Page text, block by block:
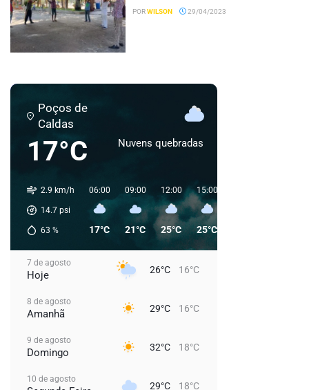
PORWILSON 29/04/2023
Poços de
Caldas
17°C Nuvens quebradas
2.9 km/h
14.7 psi
63 %
06:00
17°C
09:00
21°C
12:00
25°C
15:00
25°C
7 de agosto
Hoje 26°C 16°C
8 de agosto
Amanhã 29°C 16°C
9 de agosto
Domingo 32°C 18°C
10 de agosto
29°C 18°C